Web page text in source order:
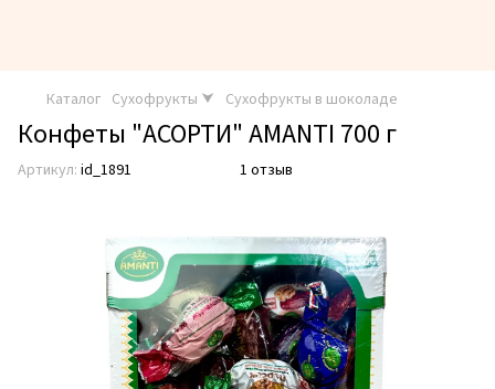
Каталог Сухофрукты ⮟ Сухофрукты в шоколаде
Конфеты "АСОРТИ" AMANTI 700 г
Артикул: id_1891 1 отзыв